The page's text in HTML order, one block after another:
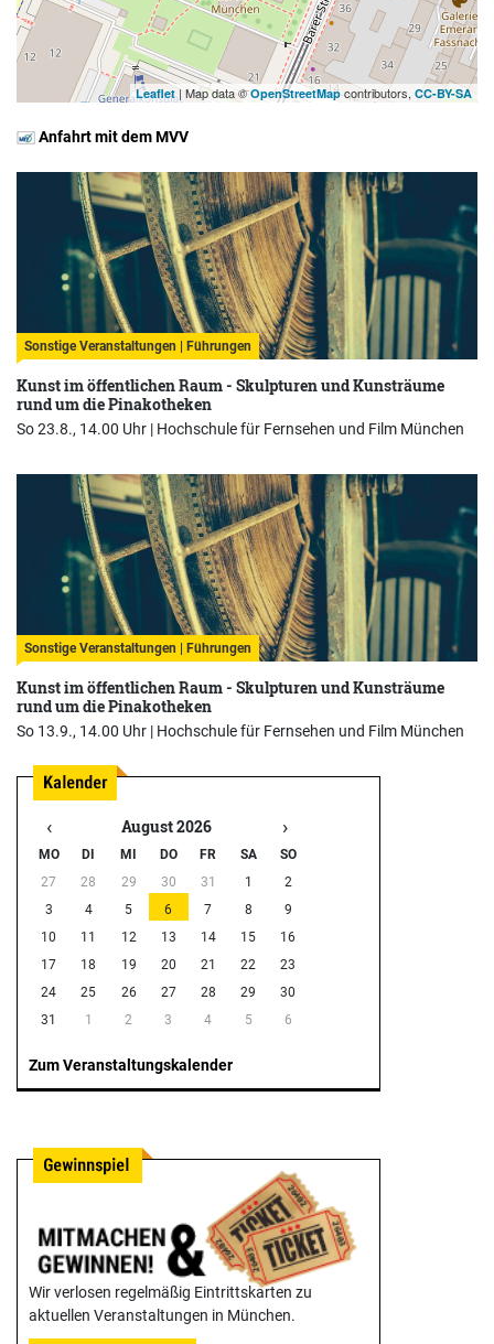
Leaflet| Map data ©OpenStreetMap contributors, CC-BY-SA
Anfahrt mit dem MVV
Sonstige Veranstaltungen | Führungen
Kunst im öffentlichen Raum - Skulpturen und Kunsträume
rund um die Pinakotheken
So 23.8., 14.00 Uhr | Hochschule für Fernsehen und Film München
Sonstige Veranstaltungen | Führungen
Kunst im öffentlichen Raum - Skulpturen und Kunsträume
rund um die Pinakotheken
So 13.9., 14.00 Uhr | Hochschule für Fernsehen und Film München
‹ August 2026 ›
MO DI MI DO FR SA
SO
27
28 29 30 31 1
2
3
4 5 6 7 8
9
10
11 12 13 14 15
16
17
18 19 20 21 22
23
24
25 26 27 28 29
30
31
1 2 3 4 5 6
Zum Veranstaltungskalender
Wir verlosen regelmäßig Eintrittskarten zu
aktuellen Veranstaltungen in München.